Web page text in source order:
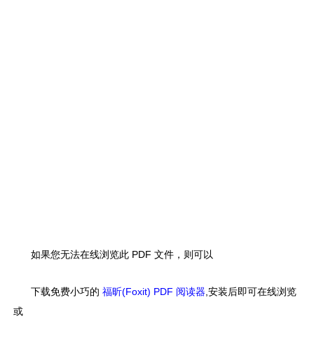
如果您无法在线浏览此 PDF 文件，则可以
下载免费小巧的 福昕(Foxit) PDF 阅读器,安装后即可在线浏览
或